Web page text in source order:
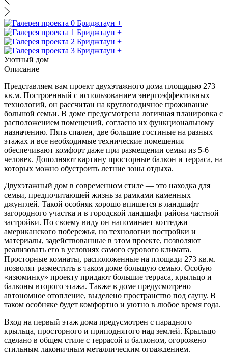
Уютный дом
Описание
Представляем вам проект двухэтажного дома площадью 273
кв.м. Построенный с использованием энергоэффективных
технологий, он рассчитан на круглогодичное проживание
большой семьи. В доме предусмотрена логичная планировка с
расположением помещений, согласно их функциональному
назначению. Пять спален, две большие гостиные на разных
этажах и все необходимые технические помещения
обеспечивают комфорт даже при размещении семьи из 5-6
человек. Дополняют картину просторные балкон и терраса, на
которых можно обустроить летние зоны отдыха.
Двухэтажный дом в современном стиле — это находка для
семьи, предпочитающей жизнь за рамками каменных
джунглей. Такой особняк хорошо впишется в ландшафт
загородного участка и в городской ландшафт района частной
застройки. По своему виду он напоминает коттеджи
американского побережья, но технологии постройки и
материалы, задействованные в этом проекте, позволяют
реализовать его в условиях самого сурового климата.
Просторные комнаты, расположенные на площади 273 кв.м.
позволят разместить в таком доме большую семью. Особую
«изюминку» проекту придают большие терраса, крыльцо и
балконы второго этажа. Также в доме предусмотрено
автономное отопление, выделено пространство под сауну. В
таком особняке будет комфортно и уютно в любое время года.
Вход на первый этаж дома предусмотрен с парадного
крыльца, просторного и приподнятого над землей. Крыльцо
сделано в общем стиле с террасой и балконом, огорожено
стильным лаконичным металлическим ограждением.